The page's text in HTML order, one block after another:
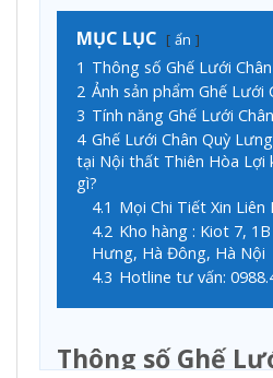
MỤC LỤC ẩn
1 Thông số Ghế Lưới
2 Ảnh sản phẩm Ghế Lưới
3 Tính năng Ghế Lưới
4 Ghế Lưới Chân Quỳ
tại Nội thất Thiên Hòa Lợi
gì?
4.1 Mọi Chi Tiết Xin Liên
4.2 Kho hàng : Kiot 7,
Hưng, Hà Đông, Hà Nội
4.3 Hotline tư vấn:
Thông số Ghế